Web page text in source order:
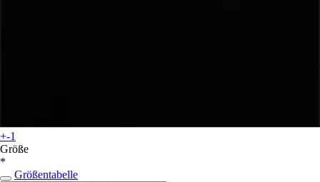
+-1
Größe
*
Größentabelle